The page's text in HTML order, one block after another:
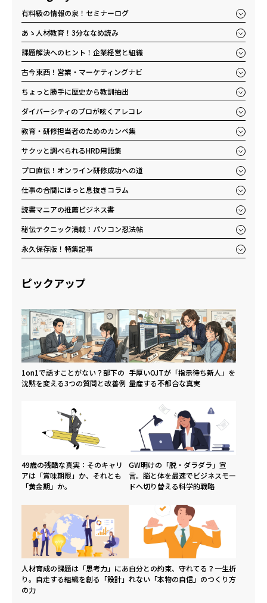
有料級の情報の泉！セミナーログ
あゝ人材教育！3分ななめ読み
課題解決へのヒント！企業経営と組織
古今東西！営業・マーケティングナビ
ちょっと勝手に歴史から教訓抽出
ダイバーシティのプロが呟くアレコレ
教育・研修担当者のためのカンペ集
サクッと調べられるHRD用語集
プロ直伝！オンライン研修成功への道
仕事の合間にほっと息抜きコラム
読書マニアの推薦ビジネス書
秘伝テクニック満載！パソコン忍法帖
永久保存版！特集記事
ピックアップ
1on1で話すことがない？部下の
沈黙を変える3つの質問と改善例
手厚いOJTが「指示待ち新人」を
量産する不都合な真実
49歳の残酷な真実：そのキャリ
アは「賞味期限」か、それとも
「黄金期」か。
GW明けの「脱・ダラダラ」宣
言。脳と体を最速でビジネスモー
ドへ切り替える科学的戦略
人材育成の課題は「思考力」にあ
り。自走する組織を創る「設計」
の力
自分との約束、守れてる？一生折
れない「本物の自信」のつくり方